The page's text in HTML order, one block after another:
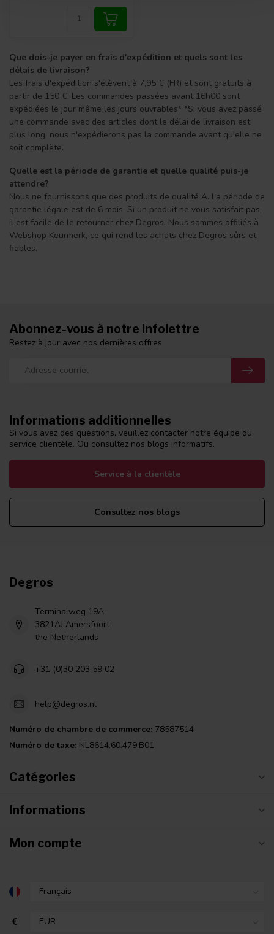
Que dois-je payer en frais d'expédition et quels sont les
délais de livraison?
Les frais d'expédition s'élèvent à 7,95 € (FR) et sont gratuits à
partir de 150 €. Les commandes passées avant 16h00 sont
expédiées le jour même les jours ouvrables* *Si vous avez passé
une commande avec des articles dont le délai de livraison est
plus long, nous n'expédierons pas la commande avant qu'elle ne
soit complète.
Quelle est la période de garantie et quelle qualité puis-je
attendre?
Nous ne fournissons que des produits de qualité A. La période de
garantie légale est de 6 mois. Si un produit ne vous satisfait pas,
il est facile de le retourner chez Degros. Nous sommes affiliés à
Webshop Keurmerk, ce qui rend les achats chez Degros sûrs et
fiables.
Informations additionnelles
Si vous avez des questions, veuillez contacter notre équipe du
service clientèle. Ou consultez nos blogs informatifs.
Service à la clientèle
Consultez nos blogs
Abonnez-vous à notre infolettre
Restez à jour avec nos dernières offres
Degros
Terminalweg 19A
3821AJ Amersfoort
the Netherlands
+31 (0)30 203 59 02
help@degros.nl
Numéro de chambre de commerce: 78587514
Numéro de taxe: NL8614.60.479.B01
Catégories
Informations
Mon compte
€